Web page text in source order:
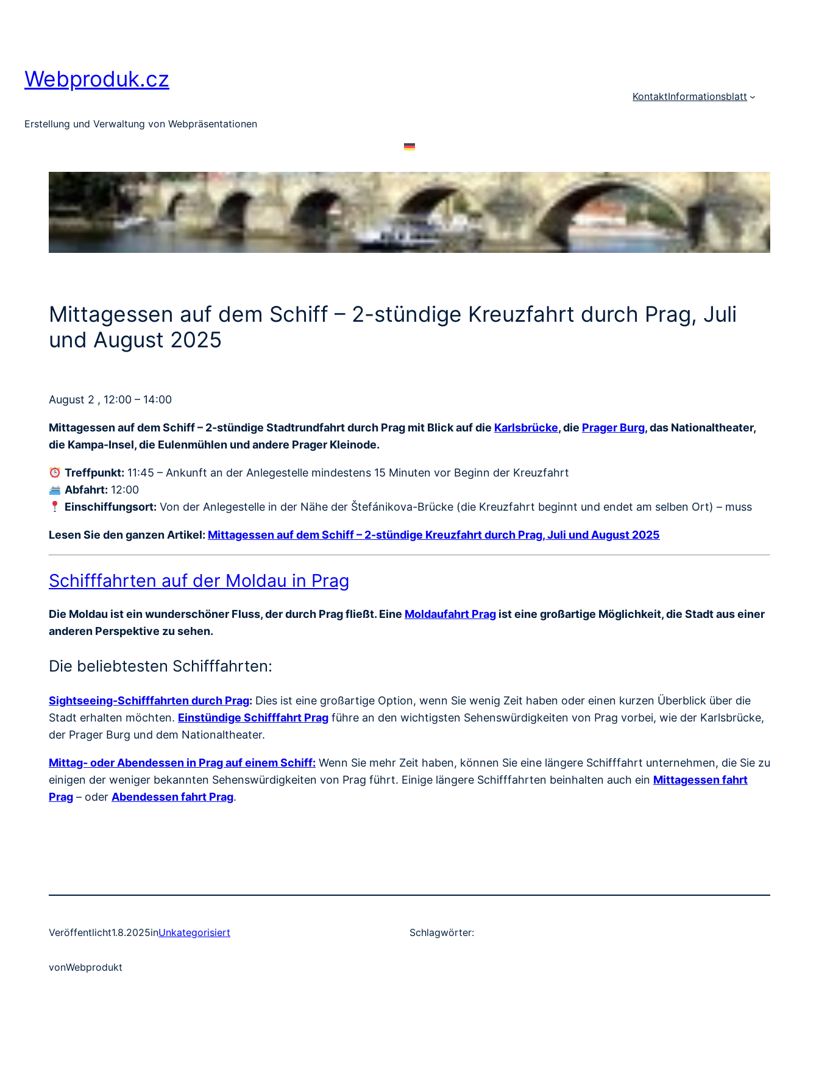
Webproduk.cz
Erstellung und Verwaltung von Webpräsentationen
KontaktInformationsblatt
Mittagessen auf dem Schiff – 2-stündige Kreuzfahrt durch Prag, Juli
und August 2025
August 2 , 12:00 – 14:00
Mittagessen auf dem Schiff – 2-stündige Stadtrundfahrt durch Prag mit Blick auf die Karlsbrücke, die Prager Burg, das Nationaltheater,
die Kampa-Insel, die Eulenmühlen und andere Prager Kleinode.
Treffpunkt: 11:45 – Ankunft an der Anlegestelle mindestens 15 Minuten vor Beginn der Kreuzfahrt
Abfahrt: 12:00
Einschiffungsort: Von der Anlegestelle in der Nähe der Štefánikova-Brücke (die Kreuzfahrt beginnt und endet am selben Ort) – muss
Lesen Sie den ganzen Artikel: Mittagessen auf dem Schiff – 2-stündige Kreuzfahrt durch Prag, Juli und August 2025
Schifffahrten auf der Moldau in Prag
Die Moldau ist ein wunderschöner Fluss, der durch Prag fließt. Eine Moldaufahrt Prag ist eine großartige Möglichkeit, die Stadt aus einer
anderen Perspektive zu sehen.
Die beliebtesten Schifffahrten:
Sightseeing-Schifffahrten durch Prag: Dies ist eine großartige Option, wenn Sie wenig Zeit haben oder einen kurzen Überblick über die
Stadt erhalten möchten. Einstündige Schifffahrt Prag führe an den wichtigsten Sehenswürdigkeiten von Prag vorbei, wie der Karlsbrücke,
der Prager Burg und dem Nationaltheater.
Mittag- oder Abendessen in Prag auf einem Schiff: Wenn Sie mehr Zeit haben, können Sie eine längere Schifffahrt unternehmen, die Sie zu
einigen der weniger bekannten Sehenswürdigkeiten von Prag führt. Einige längere Schifffahrten beinhalten auch ein Mittagessen fahrt
Prag – oder Abendessen fahrt Prag.
Veröffentlicht1.8.2025inUnkategorisiert
vonWebprodukt
Schlagwörter: